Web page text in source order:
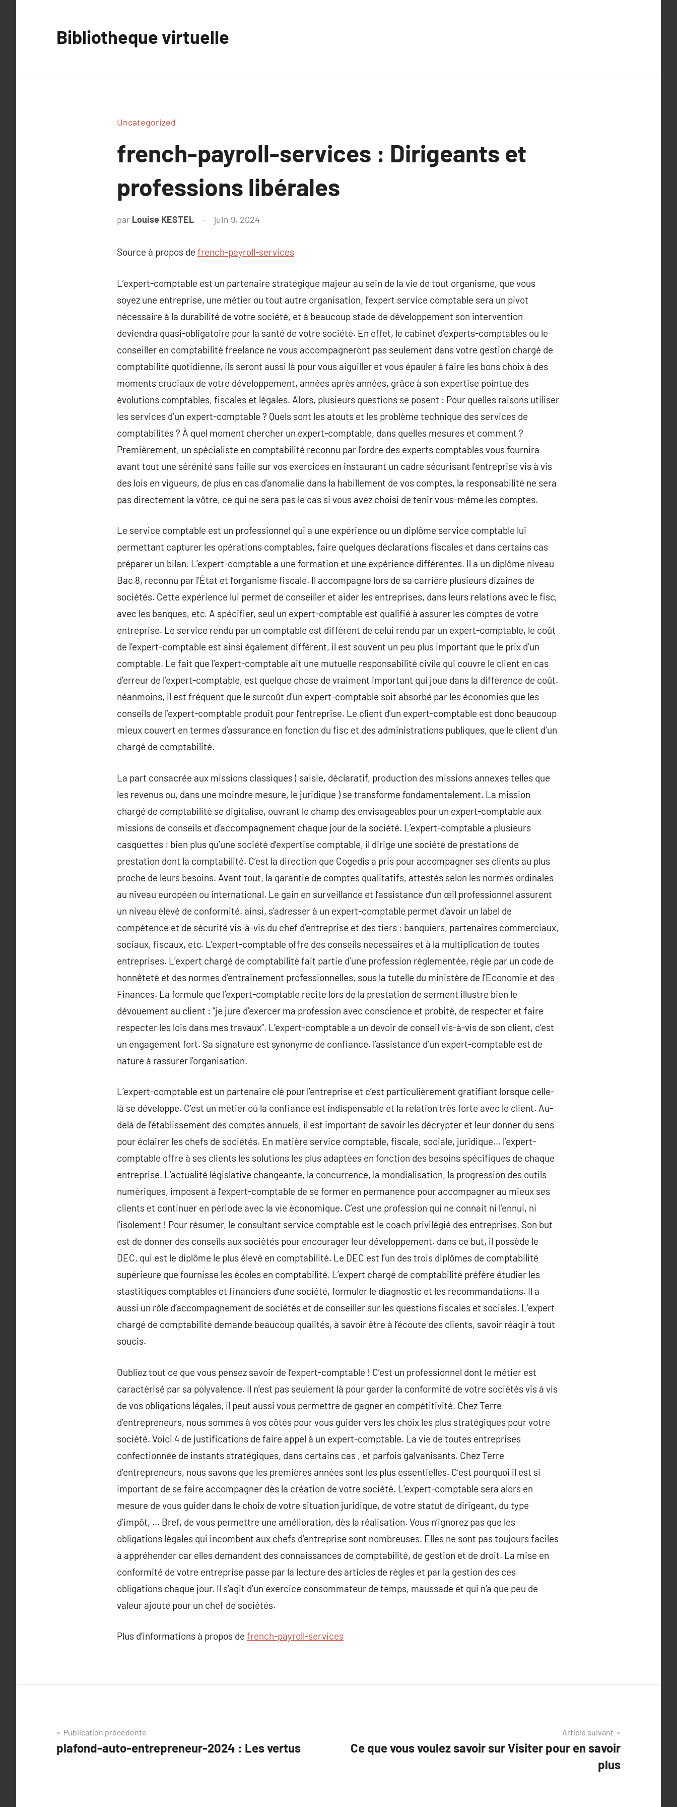
Bibliotheque virtuelle
Uncategorized
french-payroll-services : Dirigeants et
professions libérales
par Louise KESTEL juin 9, 2024
Source à propos de french-payroll-services
L’expert-comptable est un partenaire stratégique majeur au sein de la vie de tout organisme, que vous
soyez une entreprise, une métier ou tout autre organisation, l’expert service comptable sera un pivot
nécessaire à la durabilité de votre société, et à beaucoup stade de développement son intervention
deviendra quasi-obligatoire pour la santé de votre société. En effet, le cabinet d’experts-comptables ou le
conseiller en comptabilité freelance ne vous accompagneront pas seulement dans votre gestion chargé de
comptabilité quotidienne, ils seront aussi là pour vous aiguiller et vous épauler à faire les bons choix à des
moments cruciaux de votre développement, années après années, grâce à son expertise pointue des
évolutions comptables, fiscales et légales. Alors, plusieurs questions se posent : Pour quelles raisons utiliser
les services d’un expert-comptable ? Quels sont les atouts et les problème technique des services de
comptabilités ? À quel moment chercher un expert-comptable, dans quelles mesures et comment ?
Premièrement, un spécialiste en comptabilité reconnu par l’ordre des experts comptables vous fournira
avant tout une sérénité sans faille sur vos exercices en instaurant un cadre sécurisant l’entreprise vis à vis
des lois en vigueurs, de plus en cas d’anomalie dans la habillement de vos comptes, la responsabilité ne sera
pas directement la vôtre, ce qui ne sera pas le cas si vous avez choisi de tenir vous-même les comptes.
Le service comptable est un professionnel qui a une expérience ou un diplôme service comptable lui
permettant capturer les opérations comptables, faire quelques déclarations fiscales et dans certains cas
préparer un bilan. L’expert-comptable a une formation et une expérience différentes. Il a un diplôme niveau
Bac 8, reconnu par l’État et l’organisme fiscale. Il accompagne lors de sa carrière plusieurs dizaines de
sociétés. Cette expérience lui permet de conseiller et aider les entreprises, dans leurs relations avec le fisc,
avec les banques, etc. A spécifier, seul un expert-comptable est qualifié à assurer les comptes de votre
entreprise. Le service rendu par un comptable est différent de celui rendu par un expert-comptable, le coût
de l’expert-comptable est ainsi également différent, il est souvent un peu plus important que le prix d’un
comptable. Le fait que l’expert-comptable ait une mutuelle responsabilité civile qui couvre le client en cas
d’erreur de l’expert-comptable, est quelque chose de vraiment important qui joue dans la différence de coût.
néanmoins, il est fréquent que le surcoût d’un expert-comptable soit absorbé par les économies que les
conseils de l’expert-comptable produit pour l’entreprise. Le client d’un expert-comptable est donc beaucoup
mieux couvert en termes d’assurance en fonction du fisc et des administrations publiques, que le client d’un
chargé de comptabilité.
La part consacrée aux missions classiques ( saisie, déclaratif, production des missions annexes telles que
les revenus ou, dans une moindre mesure, le juridique ) se transforme fondamentalement. La mission
chargé de comptabilité se digitalise, ouvrant le champ des envisageables pour un expert-comptable aux
missions de conseils et d’accompagnement chaque jour de la société. L’expert-comptable a plusieurs
casquettes : bien plus qu’une société d’expertise comptable, il dirige une société de prestations de
prestation dont la comptabilité. C’est la direction que Cogedis a pris pour accompagner ses clients au plus
proche de leurs besoins. Avant tout, la garantie de comptes qualitatifs, attestés selon les normes ordinales
au niveau européen ou international. Le gain en surveillance et l’assistance d’un œil professionnel assurent
un niveau élevé de conformité. ainsi, s’adresser à un expert-comptable permet d’avoir un label de
compétence et de sécurité vis-à-vis du chef d’entreprise et des tiers : banquiers, partenaires commerciaux,
sociaux, fiscaux, etc. L’expert-comptable offre des conseils nécessaires et à la multiplication de toutes
entreprises. L’expert chargé de comptabilité fait partie d’une profession réglementée, régie par un code de
honnêteté et des normes d’entrainement professionnelles, sous la tutelle du ministère de l’Economie et des
Finances. La formule que l’expert-comptable récite lors de la prestation de serment illustre bien le
dévouement au client : “je jure d’exercer ma profession avec conscience et probité, de respecter et faire
respecter les lois dans mes travaux”. L’expert-comptable a un devoir de conseil vis-à-vis de son client, c’est
un engagement fort. Sa signature est synonyme de confiance. l’assistance d’un expert-comptable est de
nature à rassurer l’organisation.
L’expert-comptable est un partenaire clé pour l’entreprise et c’est particulièrement gratifiant lorsque celle-
là se développe. C’est un métier où la confiance est indispensable et la relation très forte avec le client. Au-
delà de l’établissement des comptes annuels, il est important de savoir les décrypter et leur donner du sens
pour éclairer les chefs de sociétés. En matière service comptable, fiscale, sociale, juridique… l’expert-
comptable offre à ses clients les solutions les plus adaptées en fonction des besoins spécifiques de chaque
entreprise. L’actualité législative changeante, la concurrence, la mondialisation, la progression des outils
numériques, imposent à l’expert-comptable de se former en permanence pour accompagner au mieux ses
clients et continuer en période avec la vie économique. C’est une profession qui ne connait ni l’ennui, ni
l’isolement ! Pour résumer, le consultant service comptable est le coach privilégié des entreprises. Son but
est de donner des conseils aux sociétés pour encourager leur développement. dans ce but, il possède le
DEC, qui est le diplôme le plus élevé en comptabilité. Le DEC est l’un des trois diplômes de comptabilité
supérieure que fournisse les écoles en comptabilité. L’expert chargé de comptabilité préfère étudier les
stastitiques comptables et financiers d’une société, formuler le diagnostic et les recommandations. Il a
aussi un rôle d’accompagnement de sociétés et de conseiller sur les questions fiscales et sociales. L’expert
chargé de comptabilité demande beaucoup qualités, à savoir être à l’écoute des clients, savoir réagir à tout
soucis.
Oubliez tout ce que vous pensez savoir de l’expert-comptable ! C’est un professionnel dont le métier est
caractérisé par sa polyvalence. Il n’est pas seulement là pour garder la conformité de votre sociétés vis à vis
de vos obligations légales, il peut aussi vous permettre de gagner en compétitivité. Chez Terre
d’entrepreneurs, nous sommes à vos côtés pour vous guider vers les choix les plus stratégiques pour votre
société. Voici 4 de justifications de faire appel à un expert-comptable. La vie de toutes entreprises
confectionnée de instants stratégiques, dans certains cas , et parfois galvanisants. Chez Terre
d’entrepreneurs, nous savons que les premières années sont les plus essentielles. C’est pourquoi il est si
important de se faire accompagner dès la création de votre société. L’expert-comptable sera alors en
mesure de vous guider dans le choix de votre situation juridique, de votre statut de dirigeant, du type
d’impôt, … Bref, de vous permettre une amélioration, dès la réalisation. Vous n’ignorez pas que les
obligations légales qui incombent aux chefs d’entreprise sont nombreuses. Elles ne sont pas toujours faciles
à appréhender car elles demandent des connaissances de comptabilité, de gestion et de droit. La mise en
conformité de votre entreprise passe par la lecture des articles de règles et par la gestion des ces
obligations chaque jour. Il s’agit d’un exercice consommateur de temps, maussade et qui n’a que peu de
valeur ajouté pour un chef de sociétés.
Plus d’informations à propos de french-payroll-services
Navigation
de
Publication précédente
plafond-auto-entrepreneur-2024 : Les vertus
Article suivant
Ce que vous voulez savoir sur Visiter pour en savoir
plus